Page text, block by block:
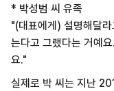
* 박성범 씨 유족
"(대표에게) 설명해달
는다고 그랬다는 거예
요."
실제로 박 씨는 지난